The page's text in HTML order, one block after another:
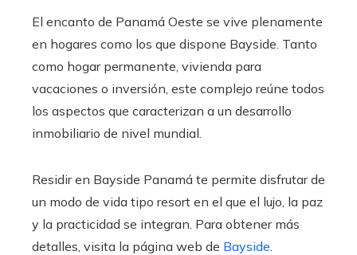
El encanto de Panamá Oeste se vive plenamente
en hogares como los que dispone Bayside. Tanto
como hogar permanente, vivienda para
vacaciones o inversión, este complejo reúne todos
los aspectos que caracterizan a un desarrollo
inmobiliario de nivel mundial.
Residir en Bayside Panamá te permite disfrutar de
un modo de vida tipo resort en el que el lujo, la paz
y la practicidad se integran. Para obtener más
detalles, visita la página web de Bayside